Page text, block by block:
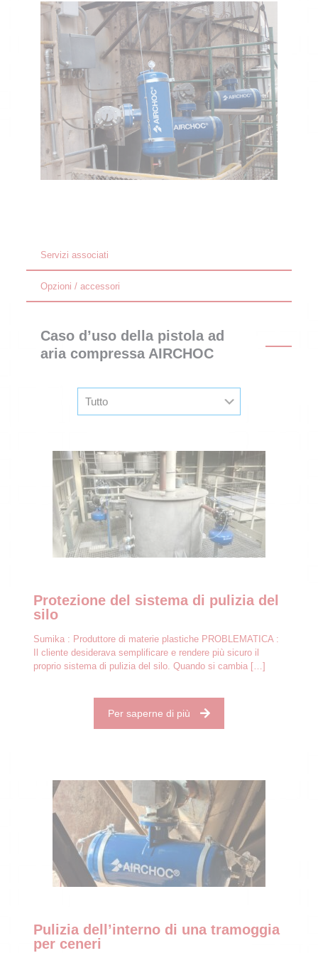
Servizi associati
Opzioni / accessori
Caso d’uso della pistola ad
aria compressa AIRCHOC
Protezione del sistema di pulizia del
silo
Sumika : Produttore di materie plastiche PROBLEMATICA :
Il cliente desiderava semplificare e rendere più sicuro il
proprio sistema di pulizia del silo. Quando si cambia[…]
Per saperne di più
Pulizia dell’interno di una tramoggia
per ceneri